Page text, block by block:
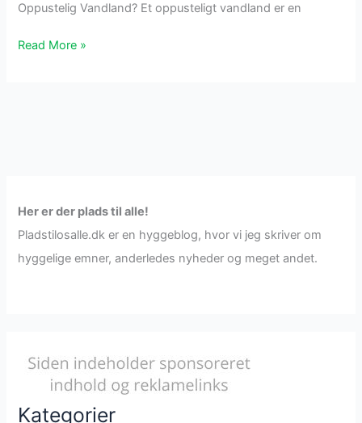
Oppustelig Vandland? Et oppusteligt vandland er en
Oppustelig
Read More »
Her er der plads til alle!
Pladstilosalle.dk er en hyggeblog, hvor vi jeg skriver om
hyggelige emner, anderledes nyheder og meget andet.
Kategorier